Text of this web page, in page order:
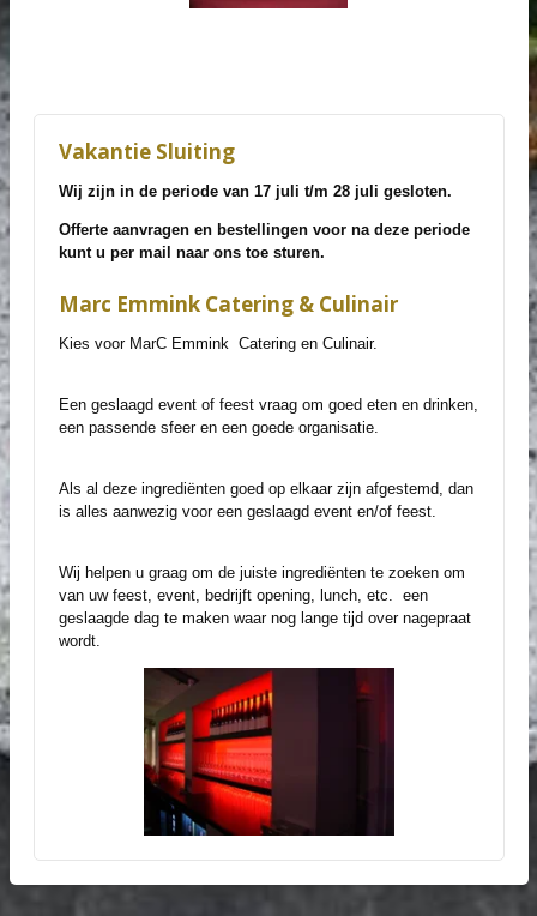
Vakantie Sluiting
Wij zijn in de periode van 17 juli t/m 28 juli gesloten.
Offerte aanvragen en bestellingen voor na deze periode
kunt u per mail naar ons toe sturen.
Marc Emmink Catering & Culinair
Kies voor MarC Emmink Catering en Culinair.
Een geslaagd event of feest vraag om goed eten en drinken,
een passende sfeer en een goede organisatie.
Als al deze ingrediënten goed op elkaar zijn afgestemd, dan
is alles aanwezig voor een geslaagd event en/of feest.
Wij helpen u graag om de juiste ingrediënten te zoeken om
van uw feest, event, bedrijft opening, lunch, etc. een
geslaagde dag te maken waar nog lange tijd over nagepraat
wordt.